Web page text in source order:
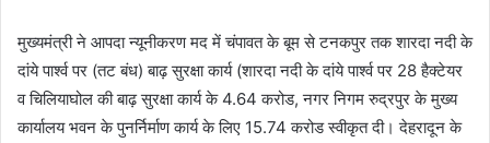
मुख्यमंत्री ने आपदा न्यूनीकरण मद में चंपावत के बूम से टनकपुर तक शारदा नदी के
दांये पार्श्व पर (तट बंध) बाढ़ सुरक्षा कार्य (शारदा नदी के दांये पार्श्व पर 28 हैक्टेयर
व चिलियाघोल की बाढ़ सुरक्षा कार्य के 4.64 करोड, नगर निगम रुद्रपुर के मुख्य
कार्यालय भवन के पुनर्निर्माण कार्य के लिए 15.74 करोड स्वीकृत दी। देहरादून के